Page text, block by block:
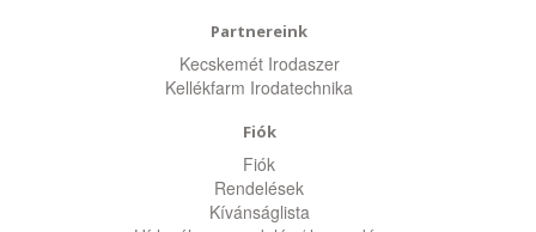
Partnereink
Kecskemét Irodaszer
Kellékfarm Irodatechnika
Fiók
Fiók
Rendelések
Kívánságlista